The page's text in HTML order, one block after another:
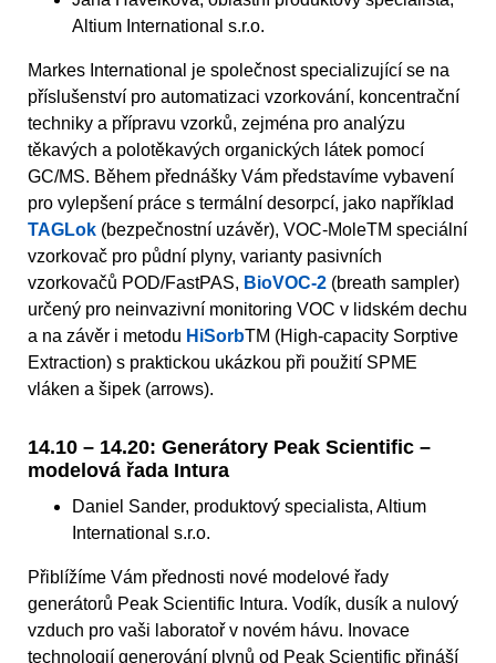
Altium International s.r.o.
Markes International je společnost specializující se na
příslušenství pro automatizaci vzorkování, koncentrační
techniky a přípravu vzorků, zejména pro analýzu
těkavých a polotěkavých organických látek pomocí
GC/MS. Během přednášky Vám představíme vybavení
pro vylepšení práce s termální desorpcí, jako například
TAGLok (bezpečnostní uzávěr), VOC-MoleTM speciální
vzorkovač pro půdní plyny, varianty pasivních
vzorkovačů POD/FastPAS, BioVOC-2 (breath sampler)
určený pro neinvazivní monitoring VOC v lidském dechu
a na závěr i metodu HiSorbTM (High-capacity Sorptive
Extraction) s praktickou ukázkou při použití SPME
vláken a šipek (arrows).
14.10 – 14.20: Generátory Peak Scientific –
modelová řada Intura
Daniel Sander, produktový specialista, Altium
International s.r.o.
Přiblížíme Vám přednosti nové modelové řady
generátorů Peak Scientific Intura. Vodík, dusík a nulový
vzduch pro vaši laboratoř v novém hávu. Inovace
technologií generování plynů od Peak Scientific přináší